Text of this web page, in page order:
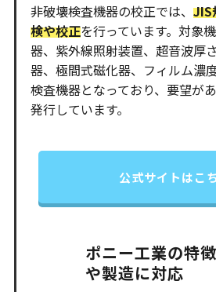
非破壊検査機器の校正では、 JIS
検や校正を行っています。対象
器、紫外線照射装置、超音波厚
器、極間式磁化器、フィルム濃
検査機器となっており、要望が
発行しています。
公式サイトはこ
ポニー工業の特
や製造に対応